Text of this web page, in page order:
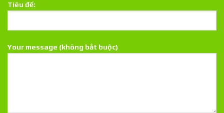
Tiêu đề:
Your message (không bắt buộc)